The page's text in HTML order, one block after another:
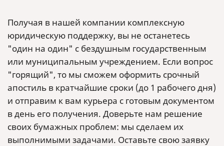
Получая в нашей компании комплексную
юридическую поддержку, вы не останетесь
"один на один" с бездушным государственным
или муниципальным учреждением. Если вопрос
"горящий", то мы сможем оформить срочный
апостиль в кратчайшие сроки (до 1 рабочего дня)
и отправим к вам курьера с готовым документом
в день его получения. Доверьте нам решение
своих бумажных проблем: мы сделаем их
выполнимыми задачами. Оставьте свою заявку